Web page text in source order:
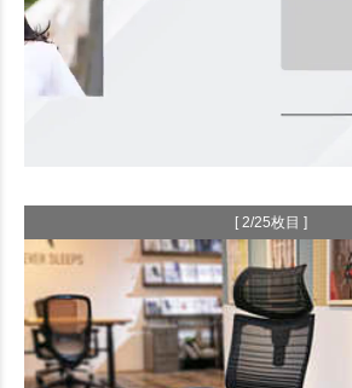
[ 2/25枚目 ]